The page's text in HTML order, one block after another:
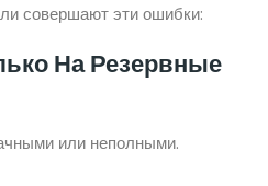
совершают эти ошибки:
На Резервные
или неполными.